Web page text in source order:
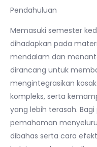
Pendahuluan
Memasuki semester
dihadapkan pada
mendalam dan
dirancang untuk
mengintegrasikan
kompleks, serta
yang lebih terasah.
pemahaman
dibahas serta cara